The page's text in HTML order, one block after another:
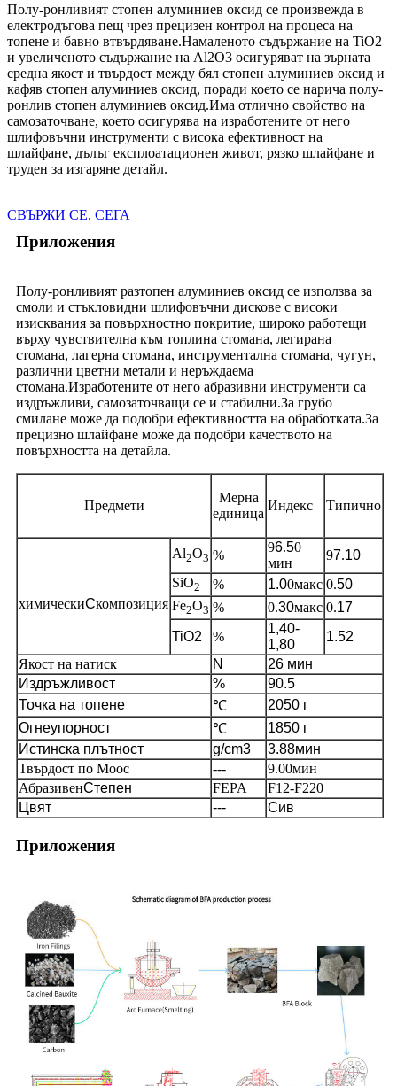
Полу-ронливият стопен алуминиев оксид се произвежда в
електродъгова пещ чрез прецизен контрол на процеса на
топене и бавно втвърдяване.Намаленото съдържание на TiO2
и увеличеното съдържание на Al2O3 осигуряват на зърната
средна якост и твърдост между бял стопен алуминиев оксид и
кафяв стопен алуминиев оксид, поради което се нарича полу-
ронлив стопен алуминиев оксид.Има отлично свойство на
самозаточване, което осигурява на изработените от него
шлифовъчни инструменти с висока ефективност на
шлайфане, дълъг експлоатационен живот, рязко шлайфане и
труден за изгаряне детайл.
СВЪРЖИ СЕ, СЕГА
Приложения
Полу-ронливият разтопен алуминиев оксид се използва за
смоли и стъкловидни шлифовъчни дискове с високи
изисквания за повърхностно покритие, широко работещи
върху чувствителна към топлина стомана, легирана
стомана, лагерна стомана, инструментална стомана, чугун,
различни цветни метали и неръждаема
стомана.Изработените от него абразивни инструменти са
издръжливи, самозаточващи се и стабилни.За грубо
смилане може да подобри ефективността на обработката.За
прецизно шлайфане може да подобри качеството на
повърхността на детайла.
Предмети
Мерна
единица
Индекс Типично
химическиCкомпозиция
Al2O3 %
96.50
мин
97.10
SiO2 % 1.00макс 0.50
Fe2O3 % 0.30макс 0.17
TiO2
%
1,40-
1,80
1.52
Якост на натиск
N
26 мин
Издръжливост
%
90.5
Точка на топене
℃
2050 г
Огнеупорност
℃
1850 г
Истинска плътност
g/cm3
3.88мин
Твърдост по Моос
---
9.00мин
АбразивенСтепен FEPA
F12-F220
Цвят
--- Сив
Приложения